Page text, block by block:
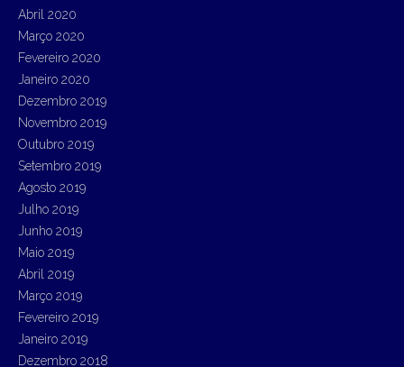
Abril 2020
Março 2020
Fevereiro 2020
Janeiro 2020
Dezembro 2019
Novembro 2019
Outubro 2019
Setembro 2019
Agosto 2019
Julho 2019
Junho 2019
Maio 2019
Abril 2019
Março 2019
Fevereiro 2019
Janeiro 2019
Dezembro 2018